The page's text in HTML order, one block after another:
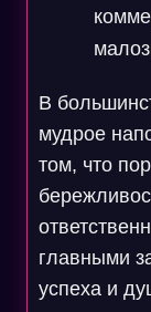
В
мудрое
том, что
главными
успеха и